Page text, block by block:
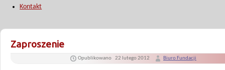
Kontakt
Zaproszenie
Opublikowano 22 lutego 2012 Biuro Fundacji